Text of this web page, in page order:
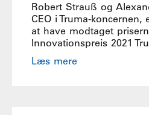
Robert Strauß og
CEO i Truma-
at have modtaget
Innovationspreis 2021
Læs mere